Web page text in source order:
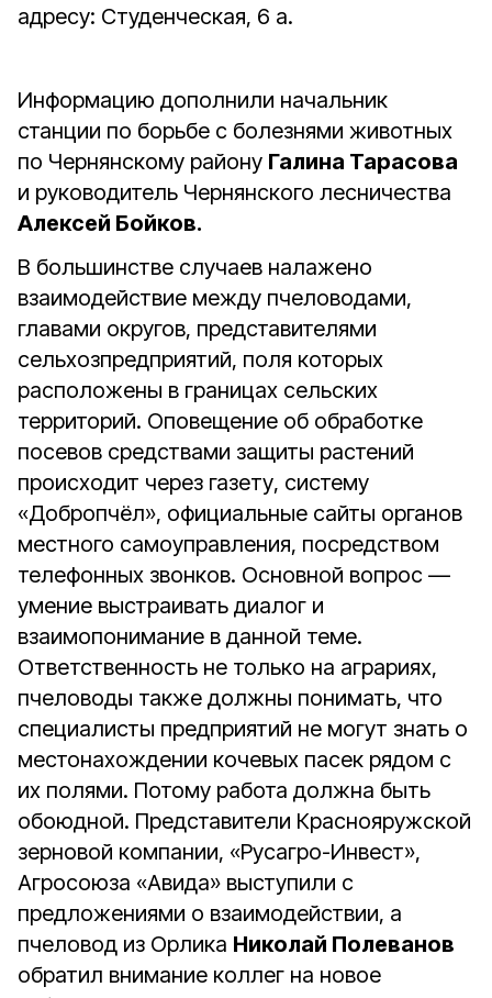
адресу: Студенческая, 6 а.
Информацию дополнили начальник
станции по борьбе с болезнями животных
по Чернянскому району Галина Тарасова
и руководитель Чернянского лесничества
Алексей Бойков.
В большинстве случаев налажено
взаимодействие между пчеловодами,
главами округов, представителями
сельхозпредприятий, поля которых
расположены в границах сельских
территорий. Оповещение об обработке
посевов средствами защиты растений
происходит через газету, систему
«Добропчёл», официальные сайты органов
местного самоуправления, посредством
телефонных звонков. Основной вопрос —
умение выстраивать диалог и
взаимопонимание в данной теме.
Ответственность не только на аграриях,
пчеловоды также должны понимать, что
специалисты предприятий не могут знать о
местонахождении кочевых пасек рядом с
их полями. Потому работа должна быть
обоюдной. Представители Краснояружской
зерновой компании, «Русагро-Инвест»,
Агросоюза «Авида» выступили с
предложениями о взаимодействии, а
пчеловод из Орлика Николай Полеванов
обратил внимание коллег на новое